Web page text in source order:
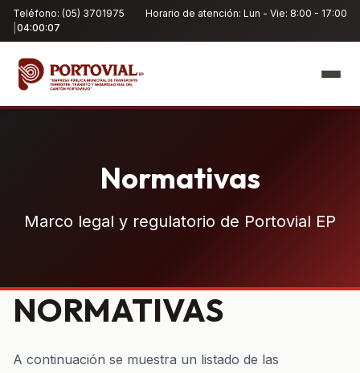
Teléfono: (05) 3701975
Horario de atención: Lun - Vie: 8:00 - 17:00
04:00:07
Normativas
Marco legal y regulatorio de Portovial EP
NORMATIVAS
A continuación se muestra un listado de las